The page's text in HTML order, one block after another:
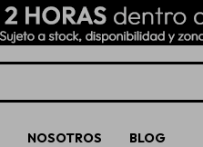
NOSOTROS BLOG